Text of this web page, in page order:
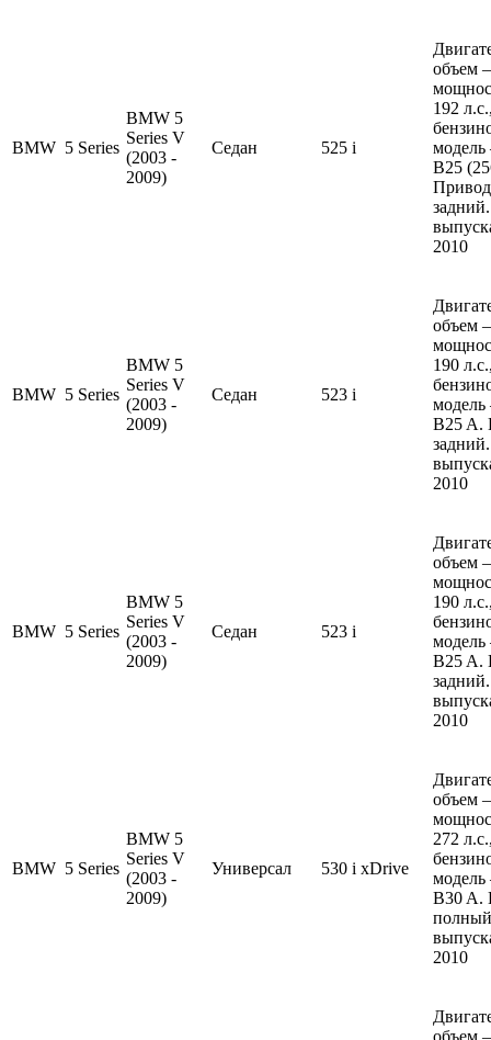
BMW 5 Series
BMW 5
Series V
(2003 -
2009)
Седан 525 i
объем
192
B25
2010
BMW 5 Series
BMW 5
Series V
(2003 -
2009)
Седан 523 i
объем
190
B25 A.
2010
BMW 5 Series
BMW 5
Series V
(2003 -
2009)
Седан 523 i
объем
190
B25 A.
2010
BMW 5 Series
BMW 5
Series V
(2003 -
2009)
Универсал 530 i xDrive
объем
272
B30 A.
2010
объем